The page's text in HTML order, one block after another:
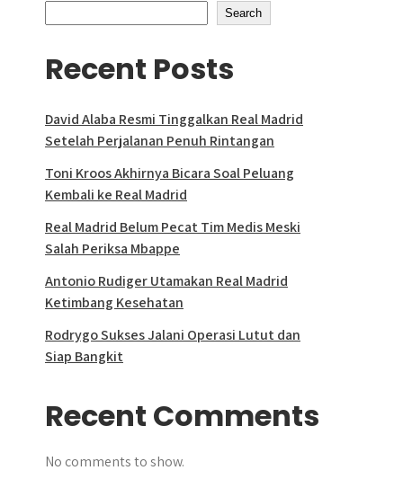
Search
Recent Posts
David Alaba Resmi Tinggalkan Real Madrid
Setelah Perjalanan Penuh Rintangan
Toni Kroos Akhirnya Bicara Soal Peluang
Kembali ke Real Madrid
Real Madrid Belum Pecat Tim Medis Meski
Salah Periksa Mbappe
Antonio Rudiger Utamakan Real Madrid
Ketimbang Kesehatan
Rodrygo Sukses Jalani Operasi Lutut dan
Siap Bangkit
Recent Comments
No comments to show.